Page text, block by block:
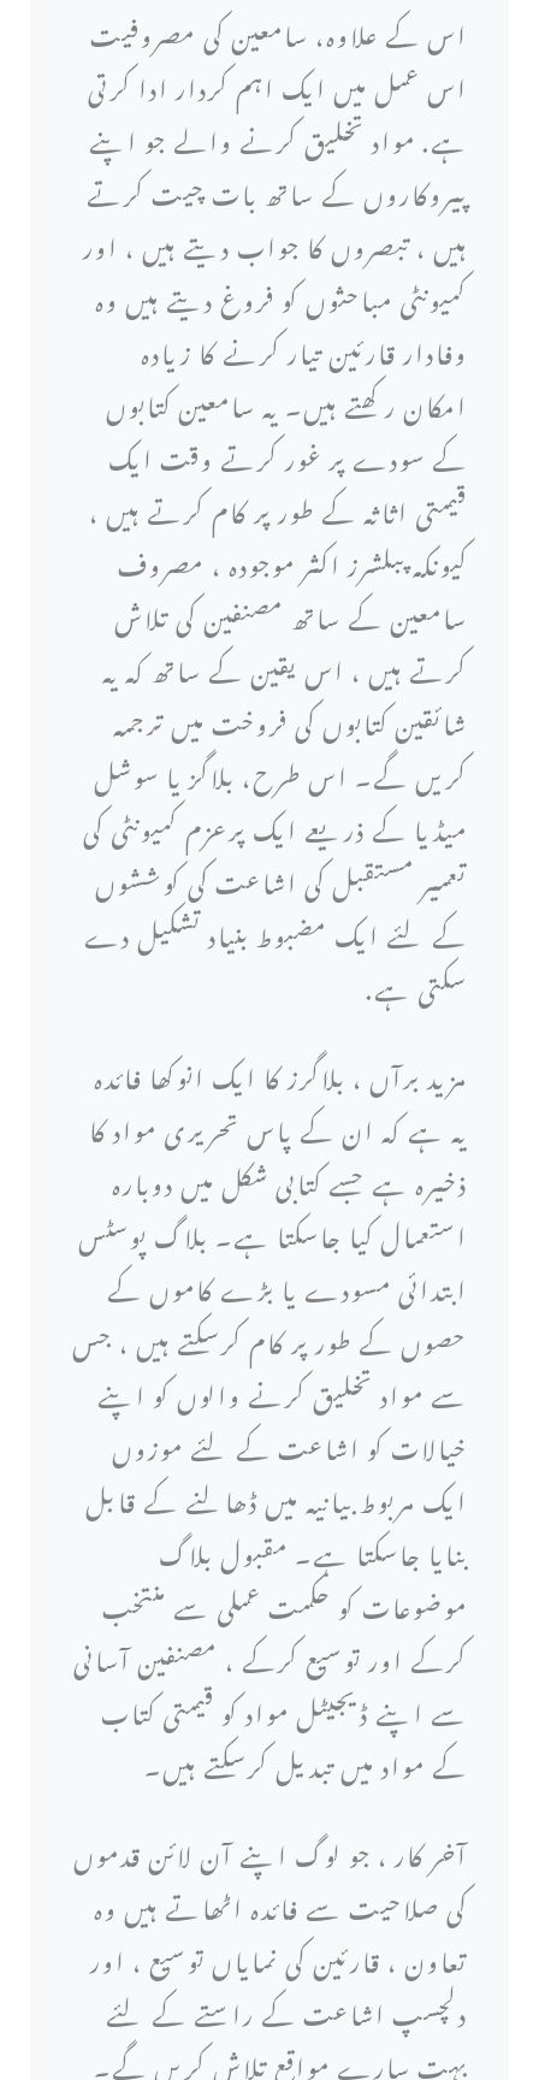
اس کے علاوہ، سامعین کی مصروفیت
اس عمل میں ایک اہم کردار ادا کرتی
ہے. مواد تخلیق کرنے والے جو اپنے
پیروکاروں کے ساتھ بات چیت کرتے
ہیں ، تبصروں کا جواب دیتے ہیں ، اور
کمیونٹی مباحثوں کو فروغ دیتے ہیں وہ
وفادار قارئین تیار کرنے کا زیادہ
امکان رکھتے ہیں۔ یہ سامعین کتابوں
کے سودے پر غور کرتے وقت ایک
قیمتی اثاثہ کے طور پر کام کرتے ہیں ،
کیونکہ پبلشرز اکثر موجودہ ، مصروف
سامعین کے ساتھ مصنفین کی تلاش
کرتے ہیں ، اس یقین کے ساتھ کہ یہ
شائقین کتابوں کی فروخت میں ترجمہ
کریں گے۔ اس طرح، بلاگز یا سوشل
میڈیا کے ذریعے ایک پرعزم کمیونٹی کی
تعمیر مستقبل کی اشاعت کی کوششوں
کے لئے ایک مضبوط بنیاد تشکیل دے
سکتی ہے.
مزید برآں ، بلاگرز کا ایک انوکھا فائدہ
یہ ہے کہ ان کے پاس تحریری مواد کا
ذخیرہ ہے جسے کتابی شکل میں دوبارہ
استعمال کیا جاسکتا ہے۔ بلاگ پوسٹس
ابتدائی مسودے یا بڑے کاموں کے
حصوں کے طور پر کام کرسکتے ہیں ، جس
سے مواد تخلیق کرنے والوں کو اپنے
خیالات کو اشاعت کے لئے موزوں
ایک مربوط بیانیہ میں ڈھالنے کے قابل
بنایا جاسکتا ہے۔ مقبول بلاگ
موضوعات کو حکمت عملی سے منتخب
کرکے اور توسیع کرکے ، مصنفین آسانی
سے اپنے ڈیجیٹل مواد کو قیمتی کتاب
کے مواد میں تبدیل کرسکتے ہیں۔
آخر کار ، جو لوگ اپنے آن لائن قدموں
کی صلاحیت سے فائدہ اٹھاتے ہیں وہ
تعاون ، قارئین کی نمایاں توسیع ، اور
دلچسپ اشاعت کے راستے کے لئے
بہت سارے مواقع تلاش کریں گے۔